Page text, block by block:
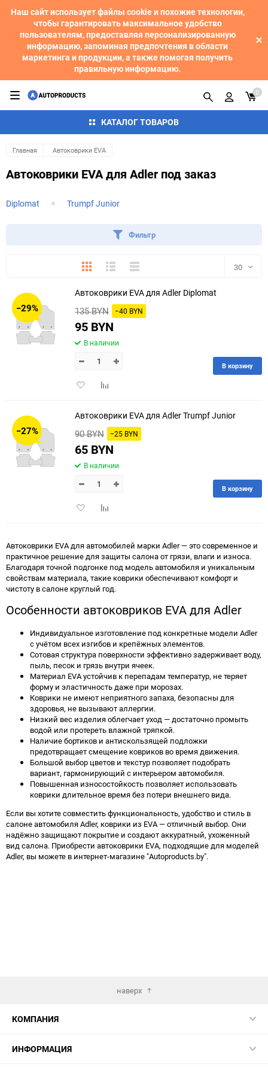
Наш сайт использует файлы cookie и похожие технологии,
чтобы гарантировать максимальное удобство
пользователям, предоставляя персонализированную
информацию, запоминая предпочтения в области
маркетинга и продукции, а также помогая получить
правильную информацию.
КАТАЛОГ ТОВАРОВ
0
Главная Автоковрики EVA
Автоковрики EVA для Adler под заказ
Diplomat Trumpf Junior
Фильтр
ПлиткаПодробноКомпактно 30
150
−29%
Автоковрики EVA для Adler Diplomat
135 BYN −40 BYN
95 BYN
В наличии
ДобавитьДобавить
В корзину
−27%
Автоковрики EVA для Adler Trumpf Junior
90 BYN −25 BYN
65 BYN
В наличии
ДобавитьДобавить
В корзину
Автоковрики EVA для автомобилей марки Adler — это современное и
практичное решение для защиты салона от грязи, влаги и износа.
Благодаря точной подгонке под модель автомобиля и уникальным
свойствам материала, такие коврики обеспечивают комфорт и
чистоту в салоне круглый год.
Особенности автоковриков EVA для Adler
Индивидуальное изготовление под конкретные модели Adler
с учётом всех изгибов и крепёжных элементов.
Сотовая структура поверхности эффективно задерживает воду,
пыль, песок и грязь внутри ячеек.
Материал EVA устойчив к перепадам температур, не теряет
форму и эластичность даже при морозах.
Коврики не имеют неприятного запаха, безопасны для
здоровья, не вызывают аллергии.
Низкий вес изделия облегчает уход — достаточно промыть
водой или протереть влажной тряпкой.
Наличие бортиков и антискользящей подложки
предотвращает смещение ковриков во время движения.
Большой выбор цветов и текстур позволяет подобрать
вариант, гармонирующий с интерьером автомобиля.
Повышенная износостойкость позволяет использовать
коврики длительное время без потери внешнего вида.
Если вы хотите совместить функциональность, удобство и стиль в
салоне автомобиля Adler, коврики из EVA — отличный выбор. Они
надёжно защищают покрытие и создают аккуратный, ухоженный
вид салона. Приобрести автоковрики EVA, подходящие для моделей
Adler, вы можете в интернет-магазине "Autoproducts.by".
наверх
КОМПАНИЯ
ИНФОРМАЦИЯ